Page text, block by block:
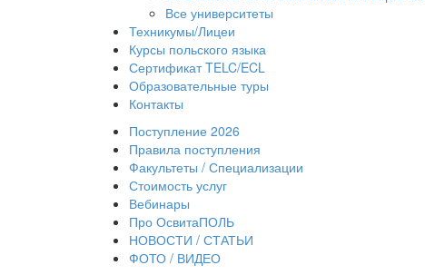
Все университеты
Техникумы/Лицеи
Курсы польского языка
Сертификат TELC/ECL
Образовательные туры
Контакты
Поступление 2026
Правила поступления
Факультеты / Специализации
Стоимость услуг
Вебинары
Про ОсвитаПОЛЬ
НОВОСТИ / СТАТЬИ
ФОТО / ВИДЕО